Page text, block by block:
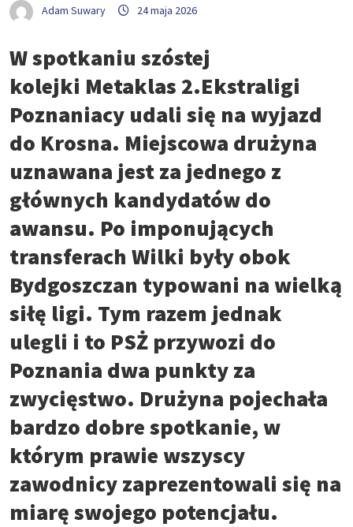
Adam Suwary 24 maja 2026
W spotkaniu szóstej
kolejki Metaklas 2.Ekstraligi
Poznaniacy udali się na wyjazd
do Krosna. Miejscowa drużyna
uznawana jest za jednego z
głównych kandydatów do
awansu. Po imponujących
transferach Wilki były obok
Bydgoszczan typowani na wielką
siłę ligi. Tym razem jednak
ulegli i to PSŻ przywozi do
Poznania dwa punkty za
zwycięstwo. Drużyna pojechała
bardzo dobre spotkanie, w
którym prawie wszyscy
zawodnicy zaprezentowali się na
miarę swojego potencjału.